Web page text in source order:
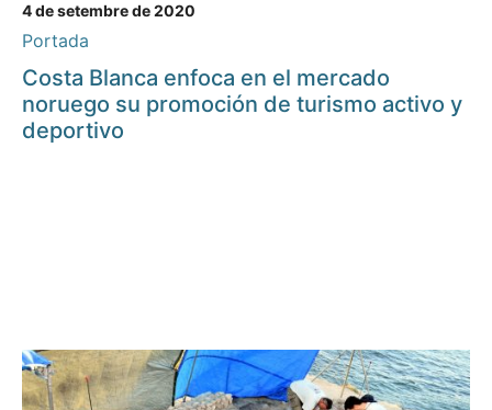
4 de setembre de 2020
Portada
Costa Blanca enfoca en el mercado
noruego su promoción de turismo activo y
deportivo